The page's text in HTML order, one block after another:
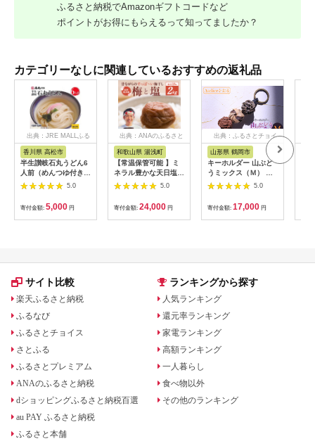
ふるさと納税でAmazonギフトコードなど
ポイントがお得にもらえるって知ってましたか？
カテゴリーなしに関連しているおすすめの返礼品
出典：JRE MALLふる
さと納税
香川県 高松市
半生讃岐石丸うどん6
人前（めんつゆ付き）
麺300g×2袋
5.0
寄付金額: 5,000 円
出典：ANAのふるさと
和歌山県 湯浅町
【常温保管可能 】ミ
ネラル豊かな天日塩だ
けで漬けた無添加梅干
し2kg 梅ボーイズ｜
B201_EP6024
5.0
寄付金額: 24,000 円
出典：ふるさとチョイ
山形県 鶴岡市
キーホルダー 山ぶど
うミックス（Ｍ） 山
形県鶴岡市 アトリエ
かおる | 山葡萄 雑貨
キーホルダー ギフト
贈り物 お取り寄せ 返
礼品
5.0
寄付金額: 17,000 円
サイト比較
楽天ふるさと納税
ふるなび
ふるさとチョイス
さとふる
ふるさとプレミアム
ANAのふるさと納税
dショッピングふるさと納税百選
au PAY ふるさと納税
ふるさと本舗
ランキングから探す
人気ランキング
還元率ランキング
家電ランキング
高額ランキング
一人暮らし
食べ物以外
その他のランキング